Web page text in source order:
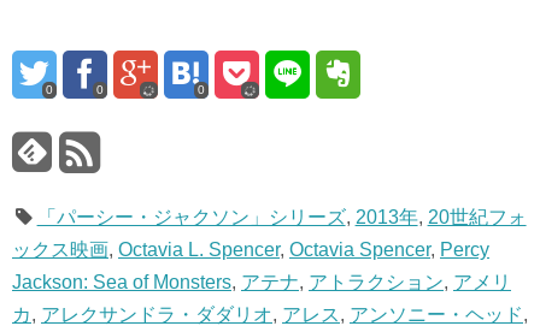
0 0 0
「パーシー・ジャクソン」シリーズ, 2013年, 20世紀フォ
ックス映画, Octavia L. Spencer, Octavia Spencer, Percy
Jackson: Sea of Monsters, アテナ, アトラクション, アメリ
カ, アレクサンドラ・ダダリオ, アレス, アンソニー・ヘッド,